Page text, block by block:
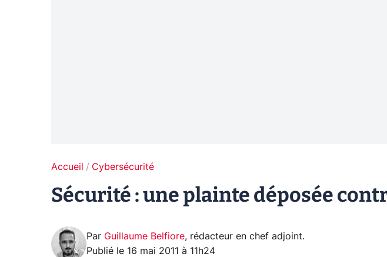
Accueil Cybersécurité
Sécurité : une plainte déposée
Par Guillaume Belfiore, rédacteur en chef adjoint.
Publié le 16 mai 2011 à 11h24